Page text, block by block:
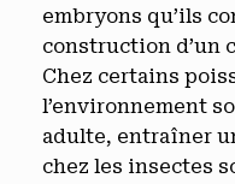
embryons qu’ils
construction d’un
Chez certains
l’environnement
adulte, entraîner
chez les insectes